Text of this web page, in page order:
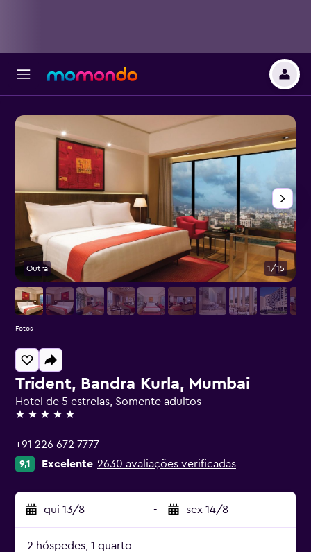
Trident, Bandra Kurla, Mumbai
Hotel de 5 estrelas, Somente adultos
5 estrelas
+91 226 672 7777
9,1 Excelente 2630 avaliações verificadas
qui 13/8 - sex 14/8
2 hóspedes, 1 quarto
Outra 1/15
Fotos